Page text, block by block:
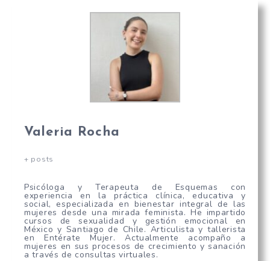
Valeria Rocha
+ posts
Psicóloga y Terapeuta de Esquemas con
experiencia en la práctica clínica, educativa y
social, especializada en bienestar integral de las
mujeres desde una mirada feminista. He impartido
cursos de sexualidad y gestión emocional en
México y Santiago de Chile. Articulista y tallerista
en Entérate Mujer. Actualmente acompaño a
mujeres en sus procesos de crecimiento y sanación
a través de consultas virtuales.